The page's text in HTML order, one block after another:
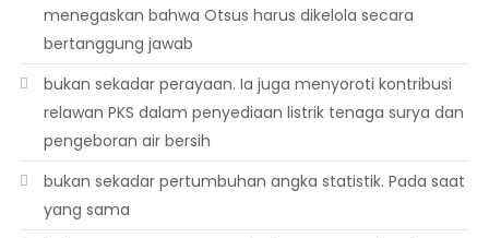
menegaskan bahwa Otsus harus dikelola secara
bertanggung jawab
bukan sekadar perayaan. Ia juga menyoroti kontribusi
relawan PKS dalam penyediaan listrik tenaga surya dan
pengeboran air bersih
bukan sekadar pertumbuhan angka statistik. Pada saat
yang sama